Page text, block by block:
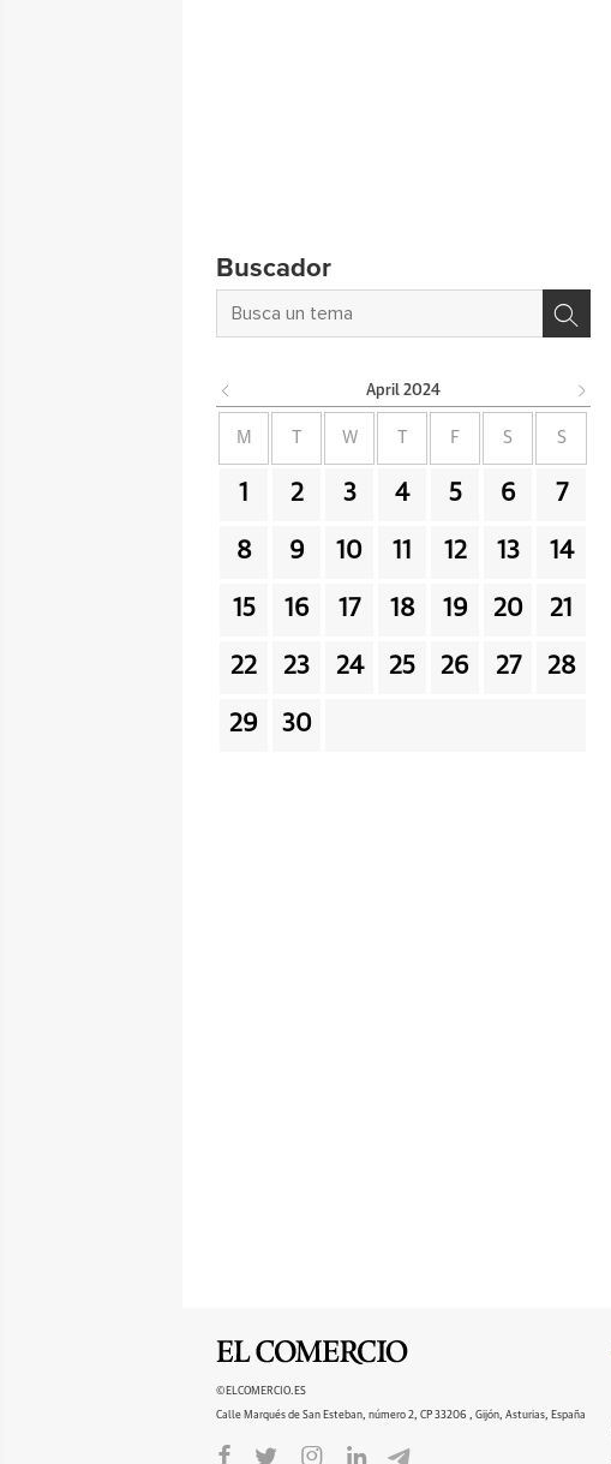
Buscador
April 2024
M W F S S
1 2 3 4 5 6 7
8 9 10 11 12 13 14
15 16 17 18 19 20 21
22 23 24 25 26 27 28
29 30
©ELCOMERCIO.ES
Calle Marqués de San Esteban, número 2, CP 33206 , Gijón, Asturias, España